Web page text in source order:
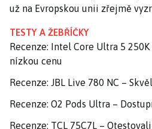
už na Evropskou unii zřejmě
TESTY A ŽEBŘÍČKY
Recenze: Intel Core Ultra 5
nízkou cenu
Recenze: JBL Live 780 NC –
Recenze: O2 Pods Ultra –
Recenze: TCL 75C7L –